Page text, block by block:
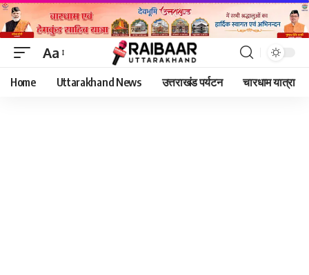
Font
Resizer
Aa
Home Uttarakhand News उत्तराखंड पर्यटन चारधाम यात्रा